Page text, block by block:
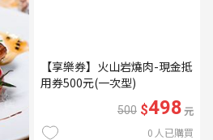
【享樂券】火山岩燒肉-現金抵
用券500元(一次型)
500 $498元
0 人已購買